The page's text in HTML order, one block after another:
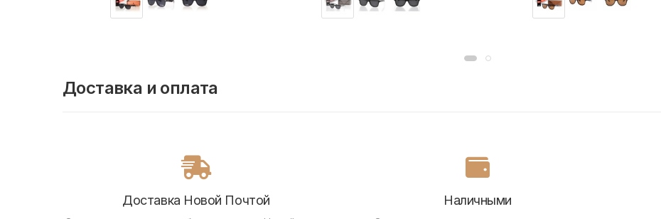
Доставка и оплата
Доставка Новой Почтой Наличными